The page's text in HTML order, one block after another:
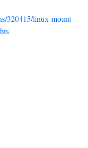
320415/linux-mount-